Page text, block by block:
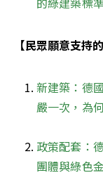
【民眾願意支持
新建築：德
嚴一次，為
政策配套：
團體與綠色